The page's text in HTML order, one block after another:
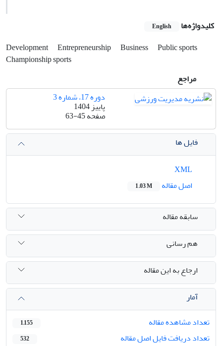
کلیدواژه‌ها English
Development Entrepreneurship Business
Public sports
Championship sports
مراجع
دوره 17، شماره 3
پاییز 1404
صفحه63-45
فایل ها
اصل مقاله
1.03 M
سابقه مقاله
هم رسانی
ارجاع به این مقاله
آمار
تعداد مشاهده مقاله
1,155
تعداد دریافت فایل اصل مقاله 532